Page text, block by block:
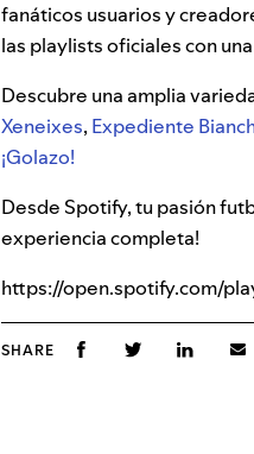
fanáticos usuarios y
las playlists oficiales con
Descubre una amplia
Xeneixes, Expediente
¡Golazo!
Desde Spotify, tu pasión
experiencia completa!
https://open.spotify.com/
SHARE